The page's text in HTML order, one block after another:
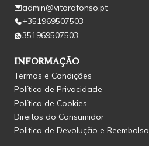
admin@vitorafonso.pt
+351969507503
351969507503
INFORMAÇÃO
Termos e Condições
Política de Privacidade
Política de Cookies
Direitos do Consumidor
Politica de Devolução e Reembolso